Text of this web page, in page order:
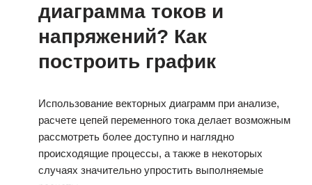
диаграмма токов и
напряжений? Как
построить график
Использование векторных диаграмм при анализе,
расчете цепей переменного тока делает возможным
рассмотреть более доступно и наглядно
происходящие процессы, а также в некоторых
случаях значительно упростить выполняемые